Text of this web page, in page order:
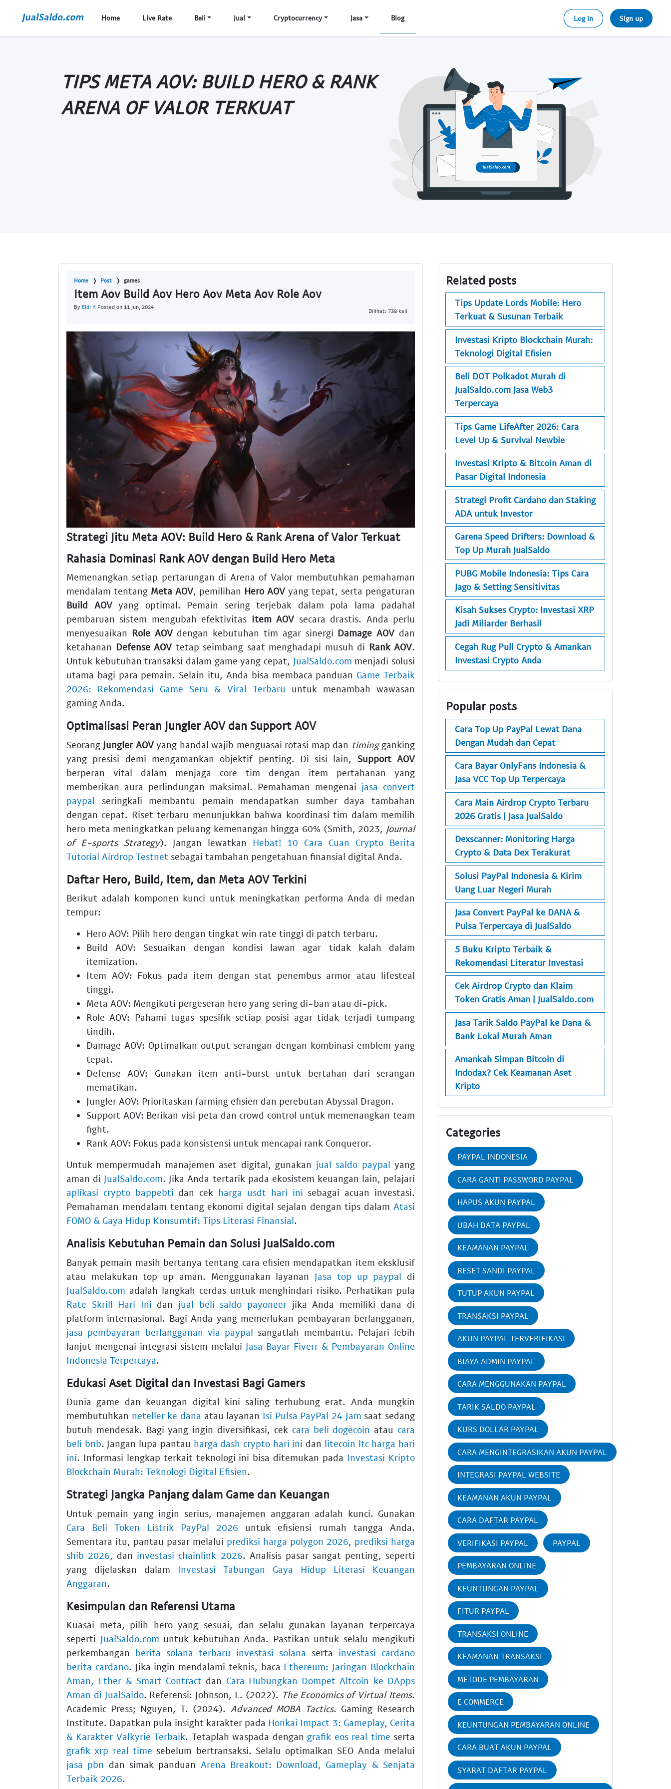
Home Live Rate Beli Jual Cryptocurrency Jasa Blog Log in Sign up
TIPS META AOV: BUILD HERO & RANK
ARENA OF VALOR TERKUAT
Home Post games
Item Aov Build Aov Hero Aov Meta Aov Role Aov
By Eldi Y Posted on 11 Jun, 2024
Dilihat: 738 kali
Strategi Jitu Meta AOV: Build Hero & Rank Arena of Valor Terkuat
Rahasia Dominasi Rank AOV dengan Build Hero Meta
Memenangkan setiap pertarungan di Arena of Valor membutuhkan pemahaman
mendalam tentang Meta AOV, pemilihan Hero AOV yang tepat, serta pengaturan
Build AOVyang optimal. Pemain sering terjebak dalam pola lama padahal
pembaruan sistem mengubah efektivitas Item AOV secara drastis. Anda perlu
menyesuaikan Role AOVdengan kebutuhan tim agar sinergi Damage AOV dan
ketahanan Defense AOV tetap seimbang saat menghadapi musuh di Rank AOV.
Untuk kebutuhan transaksi dalam game yang cepat, JualSaldo.com menjadi solusi
utama bagi para pemain. Selain itu, Anda bisa membaca panduan Game Terbaik
2026: Rekomendasi Game Seru & Viral Terbaru untuk menambah wawasan
gaming Anda.
Optimalisasi Peran Jungler AOV dan Support AOV
Seorang Jungler AOVyang handal wajib menguasai rotasi map dan timingganking
yang presisi demi mengamankan objektif penting. Di sisi lain, Support AOV
berperan vital dalam menjaga core tim dengan item pertahanan yang
memberikan aura perlindungan maksimal. Pemahaman mengenai jasa convert
paypal seringkali membantu pemain mendapatkan sumber daya tambahan
dengan cepat. Riset terbaru menunjukkan bahwa koordinasi tim dalam memilih
hero meta meningkatkan peluang kemenangan hingga 60% (Smith, 2023, Journal
of E-sports Strategy). Jangan lewatkan Hebat! 10 Cara Cuan Crypto Berita
Tutorial Airdrop Testnet sebagai tambahan pengetahuan finansial digital Anda.
Daftar Hero, Build, Item, dan Meta AOV Terkini
Berikut adalah komponen kunci untuk meningkatkan performa Anda di medan
tempur:
Hero AOV: Pilih hero dengan tingkat win rate tinggi di patch terbaru.
Build AOV: Sesuaikan dengan kondisi lawan agar tidak kalah dalam
itemization.
Item AOV: Fokus pada item dengan stat penembus armor atau lifesteal
tinggi.
Meta AOV: Mengikuti pergeseran hero yang sering di-ban atau di-pick.
Role AOV: Pahami tugas spesifik setiap posisi agar tidak terjadi tumpang
tindih.
Damage AOV: Optimalkan output serangan dengan kombinasi emblem yang
tepat.
Defense AOV: Gunakan item anti-burst untuk bertahan dari serangan
mematikan.
Jungler AOV: Prioritaskan farming efisien dan perebutan Abyssal Dragon.
Support AOV: Berikan visi peta dan crowd control untuk memenangkan team
fight.
Rank AOV: Fokus pada konsistensi untuk mencapai rank Conqueror.
Untuk mempermudah manajemen aset digital, gunakan jual saldo paypal yang
aman di JualSaldo.com. Jika Anda tertarik pada ekosistem keuangan lain, pelajari
aplikasi crypto bappebti dan cek harga usdt hari ini sebagai acuan investasi.
Pemahaman mendalam tentang ekonomi digital sejalan dengan tips dalam Atasi
FOMO & Gaya Hidup Konsumtif: Tips Literasi Finansial.
Analisis Kebutuhan Pemain dan Solusi JualSaldo.com
Banyak pemain masih bertanya tentang cara efisien mendapatkan item eksklusif
atau melakukan top up aman. Menggunakan layanan Jasa top up paypal di
JualSaldo.com adalah langkah cerdas untuk menghindari risiko. Perhatikan pula
Rate Skrill Hari Ini dan jual beli saldo payoneerjika Anda memiliki dana di
platform internasional. Bagi Anda yang memerlukan pembayaran berlangganan,
jasa pembayaran berlangganan via paypal sangatlah membantu. Pelajari lebih
lanjut mengenai integrasi sistem melalui Jasa Bayar Fiverr & Pembayaran Online
Indonesia Terpercaya.
Edukasi Aset Digital dan Investasi Bagi Gamers
Dunia game dan keuangan digital kini saling terhubung erat. Anda mungkin
membutuhkan neteller ke dana atau layanan Isi Pulsa PayPal 24 Jam saat sedang
butuh mendesak. Bagi yang ingin diversifikasi, cek cara beli dogecoin atau cara
beli bnb. Jangan lupa pantau harga dash crypto hari ini dan litecoin ltc harga hari
ini. Informasi lengkap terkait teknologi ini bisa ditemukan pada Investasi Kripto
Blockchain Murah: Teknologi Digital Efisien.
Strategi Jangka Panjang dalam Game dan Keuangan
Untuk pemain yang ingin serius, manajemen anggaran adalah kunci. Gunakan
Cara Beli Token Listrik PayPal 2026 untuk efisiensi rumah tangga Anda.
Sementara itu, pantau pasar melalui prediksi harga polygon 2026
prediksi harga
shib 2026 , dan investasi chainlink 2026. Analisis pasar sangat penting, seperti
yang dijelaskan dalam Investasi Tabungan Gaya Hidup Literasi Keuangan
Anggaran.
Kesimpulan dan Referensi Utama
Kuasai meta, pilih hero yang sesuai, dan selalu gunakan layanan terpercaya
seperti JualSaldo.com untuk kebutuhan Anda. Pastikan untuk selalu mengikuti
perkembangan berita solana terbaru investasi solana serta investasi cardano
berita cardano. Jika ingin mendalami teknis, baca Ethereum: Jaringan Blockchain
Aman, Ether & Smart Contract dan Cara Hubungkan Dompet Altcoin ke DApps
Aman di JualSaldo. Referensi: Johnson, L. (2022). The Economics of Virtual Items.
Academic Press; Nguyen, T. (2024). Advanced MOBA Tactics. Gaming Research
Institute. Dapatkan pula insight karakter pada Honkai Impact 3: Gameplay, Cerita
& Karakter Valkyrie Terbaik. Tetaplah waspada dengan grafik eos real time serta
grafik xrp real time sebelum bertransaksi. Selalu optimalkan SEO Anda melalui
jasa pbn dan simak panduan Arena Breakout: Download, Gameplay & Senjata
Terbaik 2026.
Related posts
Tips Update Lords Mobile: Hero
Terkuat & Susunan Terbaik
Investasi Kripto Blockchain Murah:
Teknologi Digital Efisien
Beli DOT Polkadot Murah di
JualSaldo.com Jasa Web3
Terpercaya
Tips Game LifeAfter 2026: Cara
Level Up & Survival Newbie
Investasi Kripto & Bitcoin Aman di
Pasar Digital Indonesia
Strategi Profit Cardano dan Staking
ADA untuk Investor
Garena Speed Drifters: Download &
Top Up Murah JualSaldo
PUBG Mobile Indonesia: Tips Cara
Jago & Setting Sensitivitas
Kisah Sukses Crypto: Investasi XRP
Jadi Miliarder Berhasil
Cegah Rug Pull Crypto & Amankan
Investasi Crypto Anda
Popular posts
Cara Top Up PayPal Lewat Dana
Dengan Mudah dan Cepat
Cara Bayar OnlyFans Indonesia &
Jasa VCC Top Up Terpercaya
Cara Main Airdrop Crypto Terbaru
2026 Gratis | Jasa JualSaldo
Dexscanner: Monitoring Harga
Crypto & Data Dex Terakurat
Solusi PayPal Indonesia & Kirim
Uang Luar Negeri Murah
Jasa Convert PayPal ke DANA &
Pulsa Terpercaya di JualSaldo
5 Buku Kripto Terbaik &
Rekomendasi Literatur Investasi
Cek Airdrop Crypto dan Klaim
Token Gratis Aman | JualSaldo.com
Jasa Tarik Saldo PayPal ke Dana &
Bank Lokal Murah Aman
Amankah Simpan Bitcoin di
Indodax? Cek Keamanan Aset
Kripto
Categories
PAYPAL INDONESIA
CARA GANTI PASSWORD PAYPAL
HAPUS AKUN PAYPAL
UBAH DATA PAYPAL
KEAMANAN PAYPAL
RESET SANDI PAYPAL
TUTUP AKUN PAYPAL
TRANSAKSI PAYPAL
AKUN PAYPAL TERVERIFIKASI
BIAYA ADMIN PAYPAL
CARA MENGGUNAKAN PAYPAL
TARIK SALDO PAYPAL
KURS DOLLAR PAYPAL
CARA MENGINTEGRASIKAN AKUN PAYPAL
INTEGRASI PAYPAL WEBSITE
KEAMANAN AKUN PAYPAL
CARA DAFTAR PAYPAL
VERIFIKASI PAYPAL PAYPAL
PEMBAYARAN ONLINE
KEUNTUNGAN PAYPAL
FITUR PAYPAL
TRANSAKSI ONLINE
KEAMANAN TRANSAKSI
METODE PEMBAYARAN
E COMMERCE
KEUNTUNGAN PEMBAYARAN ONLINE
CARA BUAT AKUN PAYPAL
SYARAT DAFTAR PAYPAL